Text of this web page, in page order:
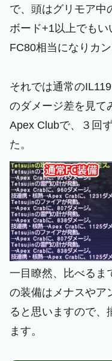
で、頭はグリモア中
ボード+1以上でも
FC80相当になりカ
それでは通常の
のダメージ差を見て
Apex Clubで、３回
た。
一目瞭然、比べるま
の装備はメナスやア
ると思いますので、
ます。